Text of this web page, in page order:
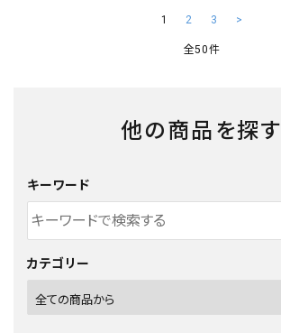
1 2 3 >
全50件
他の商品を探す
キーワード
カテゴリー